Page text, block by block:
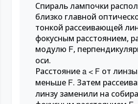
Спираль лампочки
близко главной
тонкой рассеивающей
фокусным расстоянием,
модулю F,
оси.
Расстояниеa < F от
меньше F. Затем
линзу заменили на